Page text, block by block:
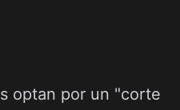
optan por un "corte